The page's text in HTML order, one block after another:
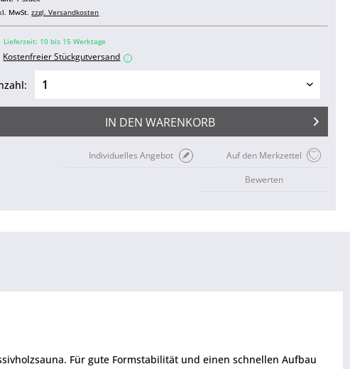
MwSt.zzgl. Versandkosten
Lieferzeit: 10 bis 15 Werktage
Kostenfreier Stückgutversand i
IN DEN WARENKORB
Auf den Merkzettel
Individuelles Angebot
Bewerten
Für gute Formstabilität und einen schnellen Aufbau